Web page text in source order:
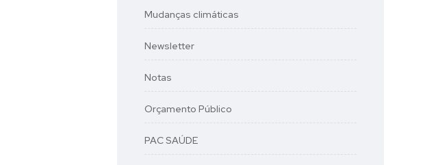
Mudanças climáticas
Newsletter
Notas
Orçamento Público
PAC SAÚDE